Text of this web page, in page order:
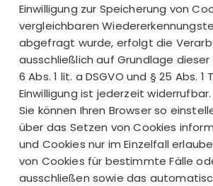
Einwilligung zur Speicherung von
vergleichbaren
abgefragt wurde, erfolgt die
ausschließlich auf Grundlage dieser
6 Abs. 1 lit. a DSGVO und § 25 Abs. 1
Einwilligung ist jederzeit widerrufbar.
Sie können Ihren Browser so
über das Setzen von Cookies
und Cookies nur im Einzelfall
von Cookies für bestimmte Fälle
ausschließen sowie das